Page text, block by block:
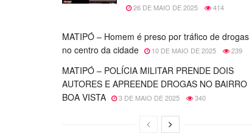
26 DE MAIO DE 2025 414
MATIPÓ – Homem é preso por tráfico de drogas
no centro da cidade
10 DE MAIO DE 2025 239
MATIPÓ – POLÍCIA MILITAR PRENDE DOIS
AUTORES E APREENDE DROGAS NO BAIRRO
BOA VISTA
3 DE MAIO DE 2025 340